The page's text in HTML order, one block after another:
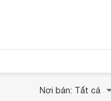
Nơi bán: Tất cả